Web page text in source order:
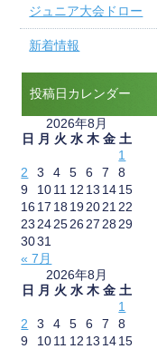
ジュニア大会ドロー
新着情報
投稿日カレンダー
2026年8月
日
月 火 水 木 金 土
« 7月
1
2
3 4 5 6 7
8
9
1011 12 13 1415
16 17 18 192021 22
23 242526 27 28 29
3031
2026年8月
日
月 火 水 木 金 土
1
2
3 4 5 6 7
8
9
1011 12 13 1415